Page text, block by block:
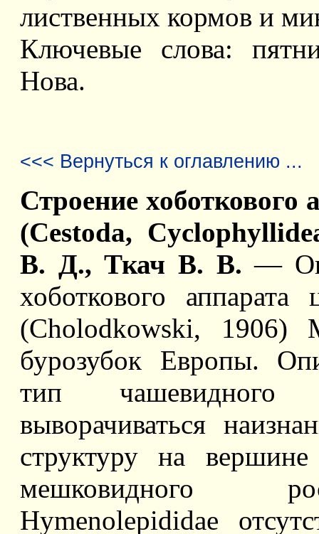
лиственных кормов и
Ключевые слова:
Нова.
<<< Вернуться к оглавлению ...
Строение хоботкового
(Cestoda,
В. Д., Ткач В. В. —
хоботкового
(Cholodkowski, 1906)
бурозубок Европы.
тип чашевидного
выворачиваться
структуру на
мешковидного
Hymenolepididae